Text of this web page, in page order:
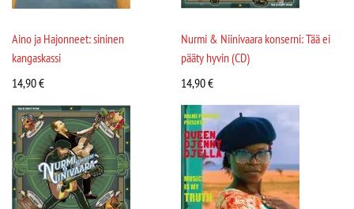
Aino ja Hajonneet: sininen
kangaskassi
14,90€
Nurmi & Niinivaara konserni: Tää ei
pääty hyvin (CD)
14,90€